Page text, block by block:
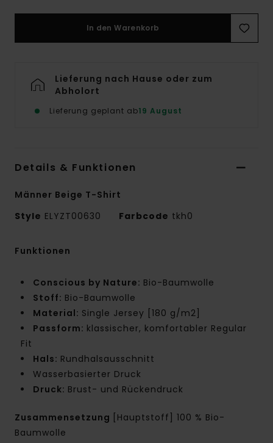
In den Warenkorb
Lieferung nach Hause oder zum
Abholort
Lieferung geplant ab19 August
Details & Funktionen
Männer Beige T-Shirt
Style ELYZT00630 Farbcode tkh0
Funktionen
Conscious by Nature: Bio-Baumwolle
Stoff: Bio-Baumwolle
Material: Single Jersey [180 g/m2]
Passform: klassischer, komfortabler Regular
Fit
Hals: Rundhalsausschnitt
Wasserbasierter Druck
Druck: Brust- und Rückendruck
Zusammensetzung
[Hauptstoff] 100 % Bio-
Baumwolle